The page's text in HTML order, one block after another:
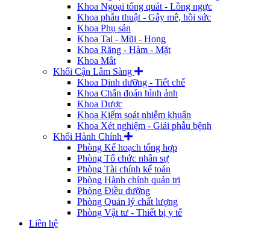
Khoa Ngoại tổng quát - Lồng ngực
Khoa phẫu thuật - Gây mê, hồi sức
Khoa Phụ sản
Khoa Tai - Mũi - Họng
Khoa Răng - Hàm - Mặt
Khoa Mắt
Khối Cận Lâm Sàng
Khoa Dinh dưỡng - Tiết chế
Khoa Chẩn đoán hình ảnh
Khoa Dược
Khoa Kiểm soát nhiễm khuẩn
Khoa Xét nghiệm - Giải phẫu bệnh
Khối Hành Chính
Phòng Kế hoạch tổng hợp
Phòng Tổ chức nhân sự
Phòng Tài chính kế toán
Phòng Hành chính quản trị
Phòng Điều dưỡng
Phòng Quản lý chất lượng
Phòng Vật tư - Thiết bị y tế
Liên hệ